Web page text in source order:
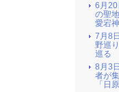
6月20
の聖
愛宕
7月8
野巡
巡る
8月3
者が
「日